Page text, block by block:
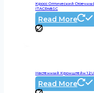
Кросс Оптический
ITACR48SC
Read More
Настенный Кронштейн
Read More